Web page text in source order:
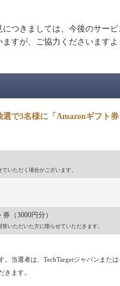
つきましては、今後のサービ
すが、ご協力くださいますよ
で3名様に「Amazonギフト
いただく場合がございます。
（3000円分）
いただいた方に限らせていただきます。
当選者は、TechTargetジャパンまた
きます。